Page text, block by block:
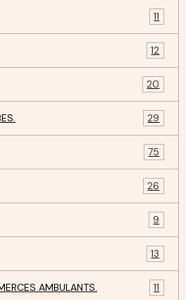
11
12
20
29
75
26
9
13
AMBULANTS. 11